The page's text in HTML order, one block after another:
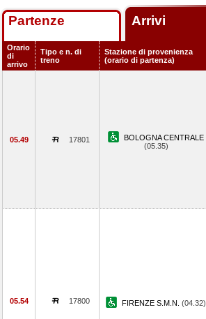
Partenze Arrivi
Orario
di
arrivo
Tipo e n. di
treno
Stazione di provenienza
(orario di partenza)
05.49 17801
BOLOGNA CENTRALE
(05.35)
05.54 17800 FIRENZE S.M.N. (04.32)